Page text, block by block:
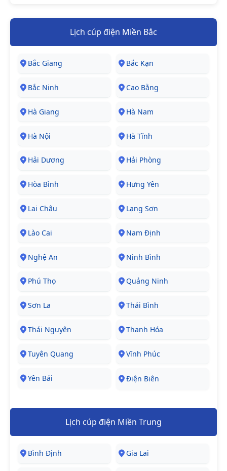
Lịch cúp điện Miền Bắc
Bắc Giang Bắc Kạn
Bắc Ninh Cao Bằng
Hà Giang Hà Nam
Hà Nội Hà Tĩnh
Hải Dương Hải Phòng
Hòa Bình Hưng Yên
Lai Châu Lạng Sơn
Lào Cai Nam Định
Nghệ An Ninh Bình
Phú Thọ Quảng Ninh
Sơn La Thái Bình
Thái Nguyên Thanh Hóa
Tuyên Quang Vĩnh Phúc
Yên Bái Điện Biên
Lịch cúp điện Miền Trung
Bình Định Gia Lai